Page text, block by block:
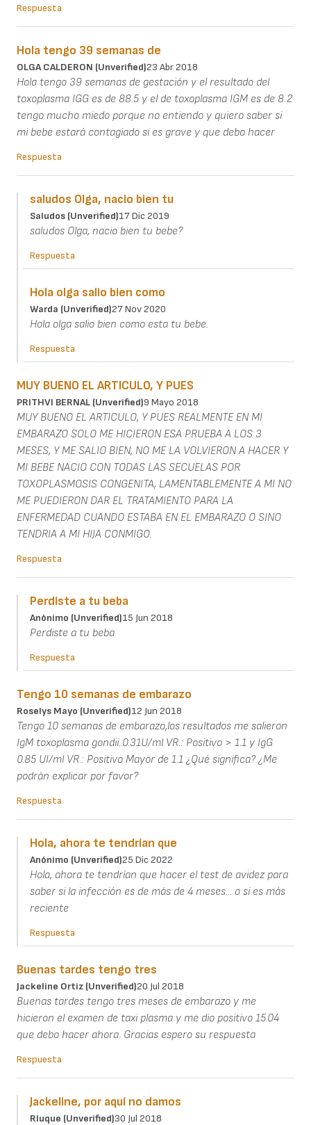
Respuesta
Hola tengo 39 semanas de
OLGA CALDERON (unverified)23 Abr 2018
Hola tengo 39 semanas de gestación y el resultado del
toxoplasma IGG es de 88.5 y el de toxoplasma IGM es de 8.2
tengo mucho miedo porque no entiendo y quiero saber si
mi bebe estará contagiado si es grave y que debo hacer
Respuesta
saludos Olga, nacio bien tu
Saludos (unverified)17 Dic 2019
saludos Olga, nacio bien tu bebe?
Respuesta
Hola olga salio bien como
Warda (unverified)27 Nov 2020
Hola olga salio bien como esta tu bebe.
Respuesta
MUY BUENO EL ARTICULO, Y PUES
PRITHVI BERNAL (unverified)9 Mayo 2018
MUY BUENO EL ARTICULO, Y PUES REALMENTE EN MI
EMBARAZO SOLO ME HICIERON ESA PRUEBA A LOS 3
MESES, Y ME SALIO BIEN, NO ME LA VOLVIERON A HACER Y
MI BEBE NACIO CON TODAS LAS SECUELAS POR
TOXOPLASMOSIS CONGENITA, LAMENTABLEMENTE A MI NO
ME PUEDIERON DAR EL TRATAMIENTO PARA LA
ENFERMEDAD CUANDO ESTABA EN EL EMBARAZO O SINO
TENDRIA A MI HIJA CONMIGO.
Respuesta
Perdiste a tu beba
Anónimo (unverified)15 Jun 2018
Perdiste a tu beba
Respuesta
Tengo 10 semanas de embarazo
Roselys Mayo (unverified)12 Jun 2018
Tengo 10 semanas de embarazo,los resultados me salieron
IgM toxoplasma gondii..0.31U/ml VR.: Positivo > 1.1 y IgG
0.85 UI/ml VR.: Positivo Mayor de 1.1 ¿Qué significa? ¿Me
podrán explicar por favor?
Respuesta
Hola, ahora te tendrían que
Anónimo (unverified)25 Dic 2022
Hola, ahora te tendrían que hacer el test de avidez para
saber si la infección es de más de 4 meses... o si es más
reciente
Respuesta
Buenas tardes tengo tres
Jackeline Ortiz (unverified)20 Jul 2018
Buenas tardes tengo tres meses de embarazo y me
hicieron el examen de taxi plasma y me dio positivo 15.04
que debo hacer ahora. Gracias espero su respuesta
Respuesta
Jackeline, por aquí no damos
Rluque (unverified)30 Jul 2018